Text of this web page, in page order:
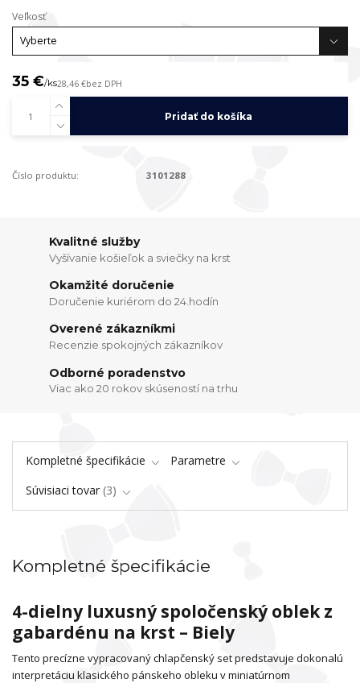
Veľkosť
35 €/ks28,46 €bez DPH
Pridať do košíka
Číslo produktu: 3101288
Kvalitné služby
Vyšívanie košieľok a sviečky na krst
Okamžité doručenie
Doručenie kuriérom do 24.hodín
Overené zákazníkmi
Recenzie spokojných zákazníkov
Odborné poradenstvo
Viac ako 20 rokov skúseností na trhu
Kompletné špecifikácie
Parametre
Súvisiaci tovar 3
Kompletné špecifikácie
4-dielny luxusný spoločenský oblek z
gabardénu na krst – Biely
Tento precízne vypracovaný chlapčenský set predstavuje dokonalú
interpretáciu klasického pánskeho obleku v miniatúrnom